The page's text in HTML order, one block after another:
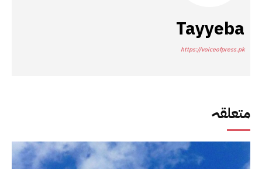
متعلقہ
Tayyeba
https://voiceofpress.pk